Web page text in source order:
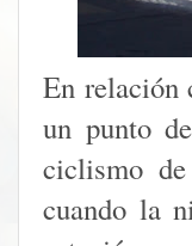
En relación
un punto
ciclismo
cuando la